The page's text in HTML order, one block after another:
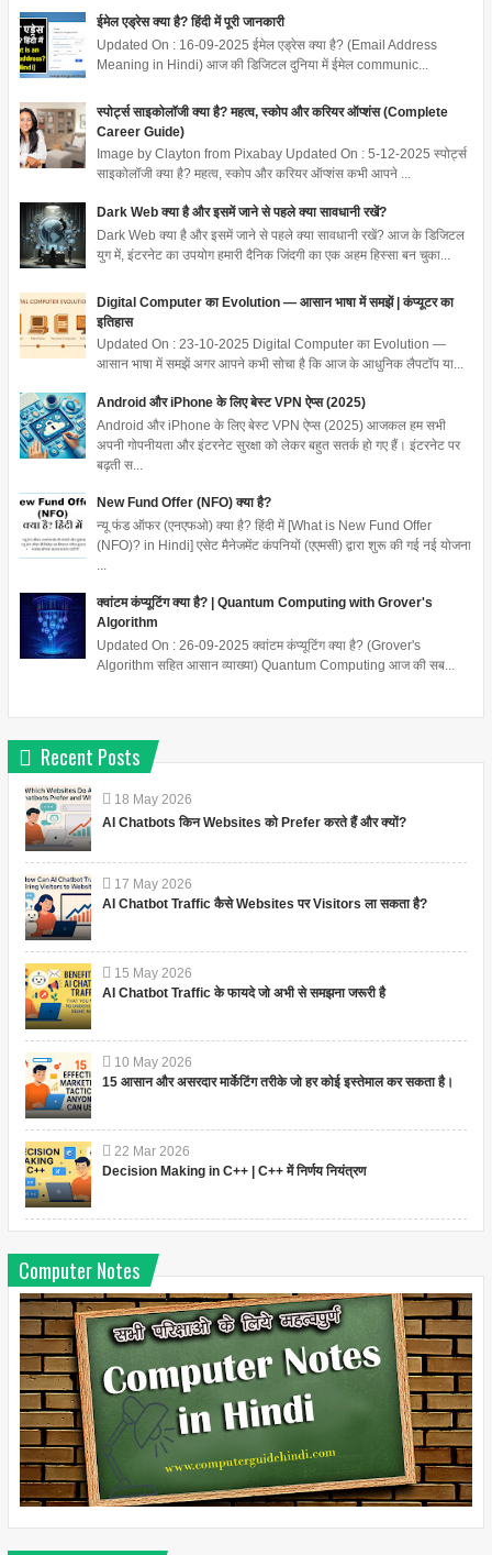
ईमेल एड्रेस क्या है? हिंदी में पूरी जानकारी
Updated On : 16-09-2025 ईमेल एड्रेस क्या है? (Email Address
Meaning in Hindi) आज की डिजिटल दुनिया में ईमेल communic...
स्पोर्ट्स साइकोलॉजी क्या है? महत्व, स्कोप और करियर ऑप्शंस (Complete
Career Guide)
Image by Clayton from Pixabay Updated On : 5-12-2025 स्पोर्ट्स
साइकोलॉजी क्या है? महत्व, स्कोप और करियर ऑप्शंस कभी आपने ...
Dark Web क्या है और इसमें जाने से पहले क्या सावधानी रखें?
Dark Web क्या है और इसमें जाने से पहले क्या सावधानी रखें? आज के डिजिटल
युग में, इंटरनेट का उपयोग हमारी दैनिक जिंदगी का एक अहम हिस्सा बन चुका...
Digital Computer का Evolution — आसान भाषा में समझें | कंप्यूटर का
इतिहास
Updated On : 23-10-2025 Digital Computer का Evolution —
आसान भाषा में समझें अगर आपने कभी सोचा है कि आज के आधुनिक लैपटॉप या...
Android और iPhone के लिए बेस्ट VPN ऐप्स (2025)
Android और iPhone के लिए बेस्ट VPN ऐप्स (2025) आजकल हम सभी
अपनी गोपनीयता और इंटरनेट सुरक्षा को लेकर बहुत सतर्क हो गए हैं। इंटरनेट पर
बढ़ती स...
New Fund Offer (NFO) क्या है?
न्यू फंड ऑफर (एनएफओ) क्या है? हिंदी में [What is New Fund Offer
(NFO)? in Hindi] एसेट मैनेजमेंट कंपनियों (एएमसी) द्वारा शुरू की गई नई योजना
क्वांटम कंप्यूटिंग क्या है? | Quantum Computing with Grover's
Algorithm
Updated On : 26-09-2025 क्वांटम कंप्यूटिंग क्या है? (Grover's
Algorithm सहित आसान व्याख्या) Quantum Computing आज की सब...
Recent Posts
18 May 2026
AI Chatbots किन Websites को Prefer करते हैं और क्यों?
17 May 2026
AI Chatbot Traffic कैसे Websites पर Visitors ला सकता है?
15 May 2026
AI Chatbot Traffic के फायदे जो अभी से समझना जरूरी है
10 May 2026
15 आसान और असरदार मार्केटिंग तरीके जो हर कोई इस्तेमाल कर सकता है।
22 Mar 2026
Decision Making in C++ | C++ में निर्णय नियंत्रण
Computer Notes